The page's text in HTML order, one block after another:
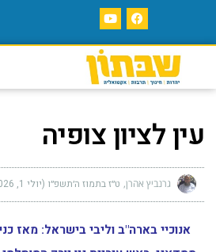
עין לציון צופיה
גרנביץ אהרן ט״ז בתמוז ה׳תשפ״ו (יולי 1, 2026)
אנוכיי בארה"ב וליבי בישראל: מאז